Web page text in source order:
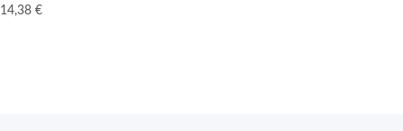
14,38 €